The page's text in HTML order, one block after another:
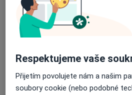
Dostupnost
Na této adrese online
Co mám v takové situaci
Respektujeme vaše
Přijetím povolujete nám a našim
soubory cookie (nebo podobné